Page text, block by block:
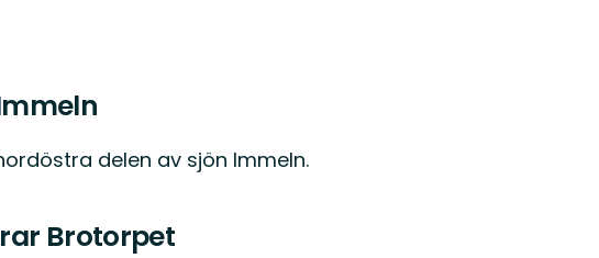
delen av sjön Immeln.
Brotorpet